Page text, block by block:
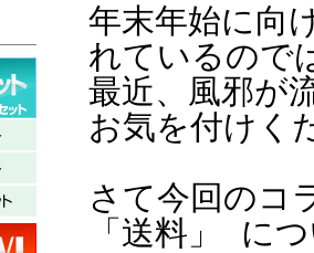
年末年始に向
れているので
最近、風邪が
お気を付けく
さて今回のコ
「送料」 に